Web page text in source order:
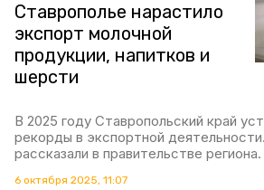
Ставрополье нарастило
экспорт молочной
продукции, напитков и
шерсти
В 2025 году Ставропольский край
рекорды в экспортной
рассказали в правительстве региона.
6 октября 2025, 11:07